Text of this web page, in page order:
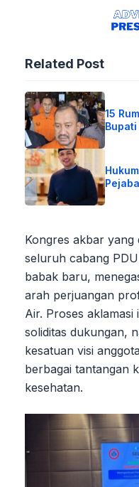
Related Post
15
Kongres akbar yang
seluruh cabang
babak baru,
arah perjuangan
Air. Proses
soliditas dukungan,
kesatuan visi
berbagai tantangan
kesehatan.